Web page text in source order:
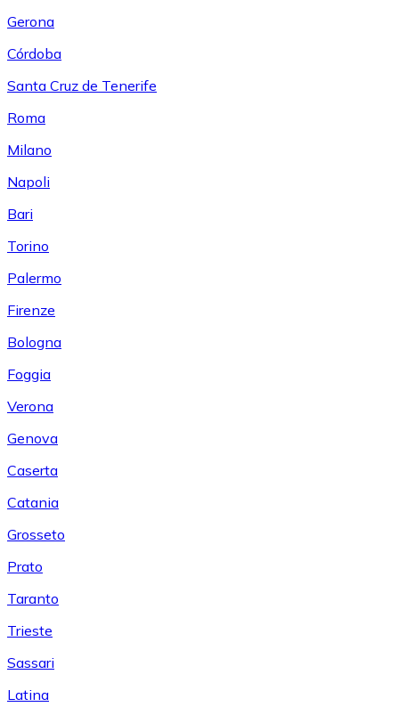
Gerona
Córdoba
Santa Cruz de Tenerife
Roma
Milano
Napoli
Bari
Torino
Palermo
Firenze
Bologna
Foggia
Verona
Genova
Caserta
Catania
Grosseto
Prato
Taranto
Trieste
Sassari
Latina